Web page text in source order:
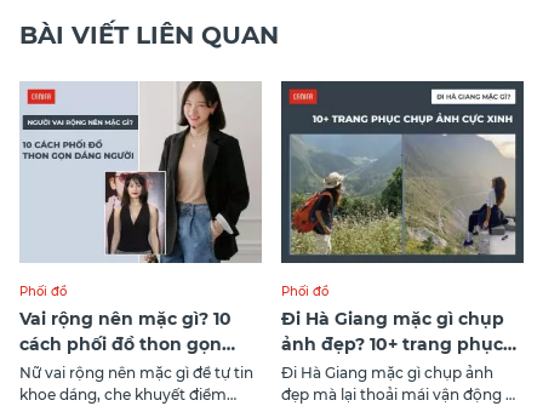
BÀI VIẾT LIÊN QUAN
Phối đồ
Vai rộng nên mặc gì? 10
cách phối đồ thon gọn
dáng người
Nữ vai rộng nên mặc gì để tự tin
khoe dáng, che khuyết điểm
Phối đồ
Đi Hà Giang mặc gì chụp
ảnh đẹp? 10+ trang phục
cực xinh
Đi Hà Giang mặc gì chụp ảnh
đẹp mà lại thoải mái vận động di